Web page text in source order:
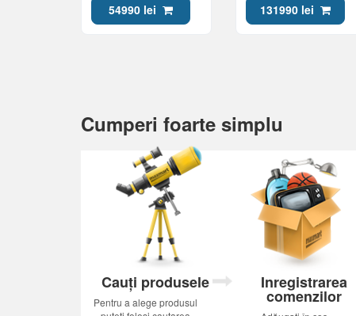
Win 11)54990 lei 8Gb Win 11)
131990 lei
Cumperi foarte simplu
Cauți produsele
Pentru a alege produsul
Inregistrarea
comenzilor